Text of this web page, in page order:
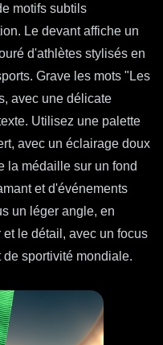
motifs subtils
Le devant affiche un
d'athlètes stylisés en
Grave les mots "Les
avec une délicate
Utilisez une palette
avec un éclairage doux
la médaille sur un fond
et d'événements
un léger angle, en
le détail, avec un focus
sportivité mondiale.